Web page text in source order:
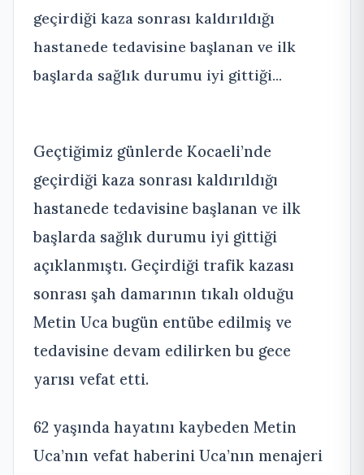
geçirdiği kaza sonrası kaldırıldığı
hastanede tedavisine başlanan ve ilk
başlarda sağlık durumu iyi gittiği...
Geçtiğimiz günlerde Kocaeli’nde
geçirdiği kaza sonrası kaldırıldığı
hastanede tedavisine başlanan ve ilk
başlarda sağlık durumu iyi gittiği
açıklanmıştı. Geçirdiği trafik kazası
sonrası şah damarının tıkalı olduğu
Metin Uca bugün entübe edilmiş ve
tedavisine devam edilirken bu gece
yarısı vefat etti.
62 yaşında hayatını kaybeden Metin
Uca’nın vefat haberini Uca’nın menajeri